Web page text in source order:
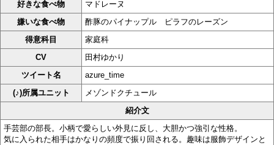
好きな食べ物
マドレーヌ
嫌いな食べ物
酢豚のパイナップル ピラフのレーズン
得意科目
家庭科
CV
田村ゆかり
ツイート名
azure_time
(♪)所属ユニット
メゾンドクチュール
紹介文
手芸部の部長。小柄で愛らしい外見に反し、大胆かつ強引な性格。
気に入られた相手はかなりの頻度で振り回される。趣味は服飾デザインと